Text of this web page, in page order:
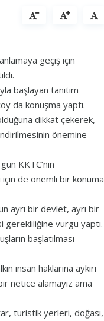
geçiş için
başlayan tanıtım
da konuşma yaptı.
dikkat çekerek,
önemine
KKTC’nin
için de önemli bir konuma
ayrı bir devlet, ayrı bir
gerekliliğine vurgu yaptı.
başlatılması
insan haklarına aykırı
netice alamayız ama
turistik yerleri, doğası,